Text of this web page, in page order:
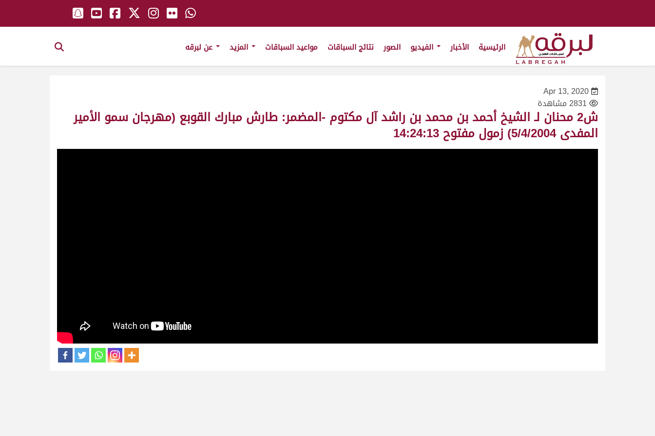
الرئيسية الأخبار الصور نتائج السباقات مواعيد السباقات
Apr 13, 2020
2831 مشاهدة
ش2 محنان لـ الشيخ أحمد بن محمد بن راشد آل مكتوم -المضمر: طارش مبارك القوبع (مهرجان سمو الأمير
المفدى 5/4/2004) زمول مفتوح 14:24:13